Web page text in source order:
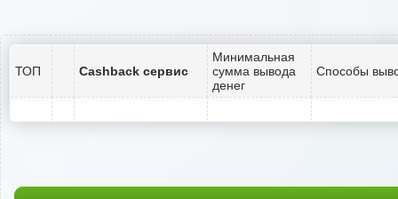
ТОП Cashback сервис
Минимальная
сумма вывода
денег
Способы